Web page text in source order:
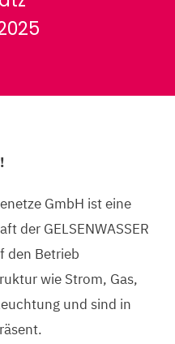
GmbH ist eine
der GELSENWASSER
den Betrieb
wie Strom, Gas,
und sind in